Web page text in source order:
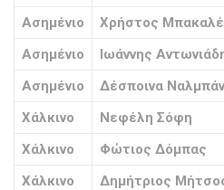
Ασημένιο
Χρήστος
Ασημένιο
Ιωάννης
Ασημένιο
Δέσποινα
Χάλκινο
Νεφέλη Σόφη
Χάλκινο
Φώτιος Δόμπας
Χάλκινο
Δημήτριος